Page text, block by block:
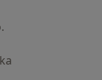
główna